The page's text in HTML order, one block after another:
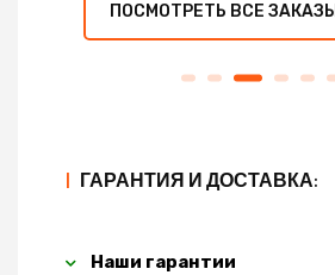
ПОСМОТРЕТЬ ВСЕ ЗАКАЗЫ
| ГАРАНТИЯ И ДОСТАВКА:
Наши гарантии